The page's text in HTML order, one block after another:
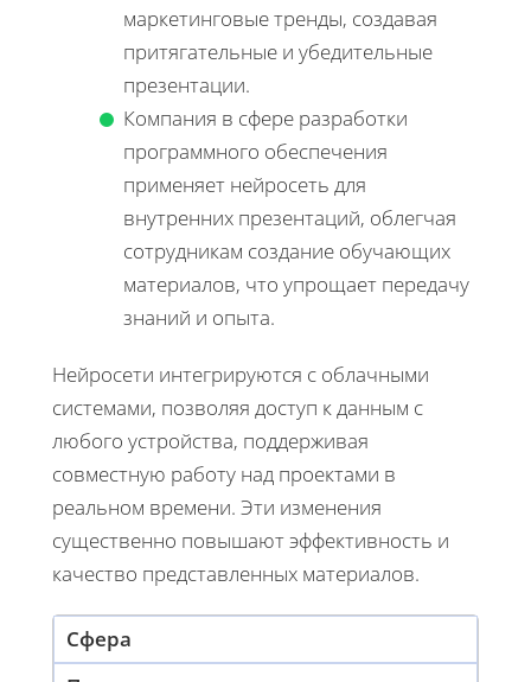
маркетинговые тренды, создавая
притягательные и убедительные
презентации.
Компания в сфере разработки
программного обеспечения
применяет нейросеть для
внутренних презентаций, облегчая
сотрудникам создание обучающих
материалов, что упрощает передачу
знаний и опыта.
Нейросети интегрируются с облачными
системами, позволяя доступ к данным с
любого устройства, поддерживая
совместную работу над проектами в
реальном времени. Эти изменения
существенно повышают эффективность и
качество представленных материалов.
Сфера